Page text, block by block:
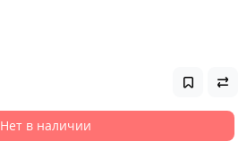
Нет в наличии